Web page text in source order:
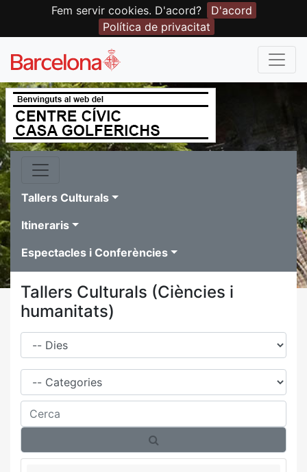
Fem servir cookies. D'acord?
D'acord
Política de privacitat
Tallers Culturals
Itineraris
Espectacles i Conferències
Tallers Culturals (Ciències i
humanitats)
Dies
Família
Cerca